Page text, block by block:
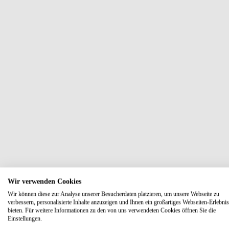
Wir verwenden Cookies
Wir können diese zur Analyse unserer Besucherdaten platzieren, um unsere Webseite zu
verbessern, personalisierte Inhalte anzuzeigen und Ihnen ein großartiges Webseiten-
bieten. Für weitere Informationen zu den von uns verwendeten Cookies öffnen Sie die
Einstellungen.